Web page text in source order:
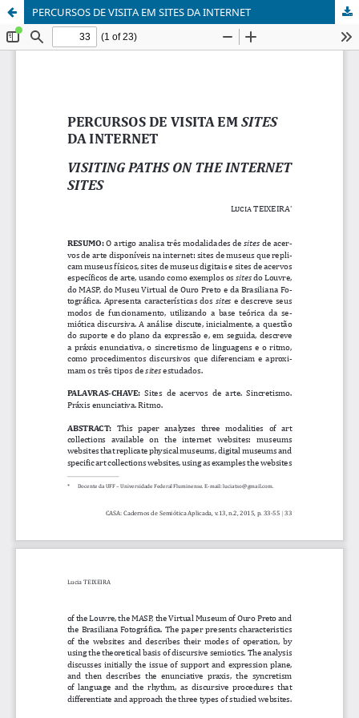
PERCURSOS DE VISITA EM SITES DA INTERNET